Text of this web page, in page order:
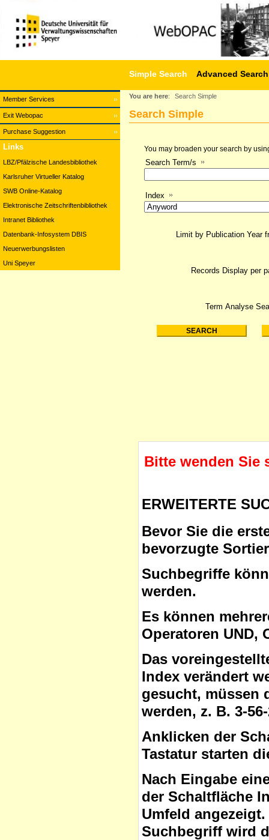
Member Services
Exit Webopac
Purchase Suggestion
Simple Search Advanced Search
Links
LBZ/Pfälzische Landesbibliothek
Karlsruher Virtueller Katalog
SWB Online-Katalog
Elektronische Zeitschriftenbibliothek
Intranet Bibliothek
Datenbank-Infosystem DBIS
Neuerwerbungslisten
Uni Speyer
You are here: Search Simple
Search Simple
You may broaden your search by
Search Term/s
Index
Term Analyse
Limit by Publication Year
Records Display per
Bitte wenden Sie
ERWEITERTE
Bevor Sie die
bevorzugte
Suchbegriffe
werden.
Es können
Operatoren UND,
Das
Index verändert
gesucht, müssen
werden, z. B. 3-
Anklicken der
Tastatur starten
Nach Eingabe
der Schaltfläche
Umfeld
Suchbegriff wird